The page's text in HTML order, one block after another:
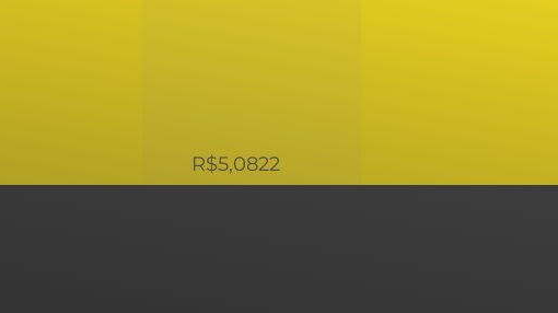
R$5,0822